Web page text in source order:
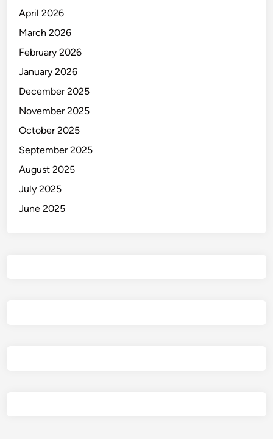
April 2026
March 2026
February 2026
January 2026
December 2025
November 2025
October 2025
September 2025
August 2025
July 2025
June 2025